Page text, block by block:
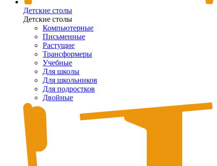
Детские столы
Детские столы
Компьютерные
Письменные
Растущие
Трансформеры
Учебные
Для школы
Для школьников
Для подростков
Двойные